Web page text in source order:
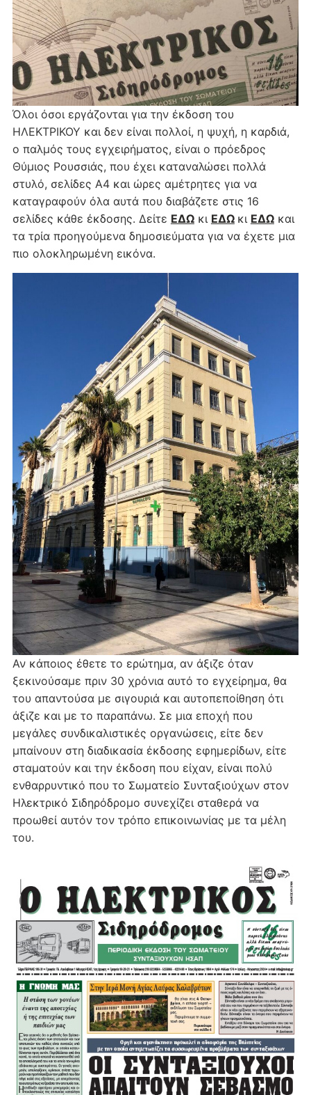
Όλοι όσοι εργάζονται για την έκδοση του
ΗΛΕΚΤΡΙΚΟΥ και δεν είναι πολλοί, η ψυχή, η καρδιά,
ο παλμός τους εγχειρήματος, είναι ο πρόεδρος
Θύμιος Ρουσσιάς, που έχει καταναλώσει πολλά
στυλό, σελίδες Α4 και ώρες αμέτρητες για να
καταγραφούν όλα αυτά που διαβάζετε στις 16
σελίδες κάθε έκδοσης. Δείτε ΕΔΩκι ΕΔΩ κι ΕΔΩκαι
τα τρία προηγούμενα δημοσιεύματα για να έχετε μια
πιο ολοκληρωμένη εικόνα.
Αν κάποιος έθετε το ερώτημα, αν άξιζε όταν
ξεκινούσαμε πριν 30 χρόνια αυτό το εγχείρημα, θα
του απαντούσα με σιγουριά και αυτοπεποίθηση ότι
άξιζε και με το παραπάνω. Σε μια εποχή που
μεγάλες συνδικαλιστικές οργανώσεις, είτε δεν
μπαίνουν στη διαδικασία έκδοσης εφημερίδων, είτε
σταματούν και την έκδοση που είχαν, είναι πολύ
ενθαρρυντικό που το Σωματείο Συνταξιούχων στον
Ηλεκτρικό Σιδηρόδρομο συνεχίζει σταθερά να
προωθεί αυτόν τον τρόπο επικοινωνίας με τα μέλη
του.